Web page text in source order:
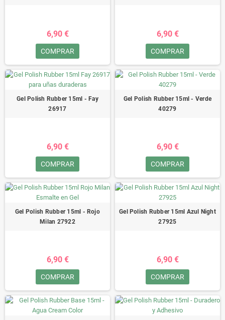
6,90 €
COMPRAR
6,90 €
COMPRAR
Gel Polish Rubber 15ml - Fay
26917
6,90 €
COMPRAR
Gel Polish Rubber 15ml - Verde
40279
6,90 €
COMPRAR
Gel Polish Rubber 15ml - Rojo
Milan 27922
6,90 €
COMPRAR
Gel Polish Rubber 15ml Azul Night
27925
6,90 €
COMPRAR